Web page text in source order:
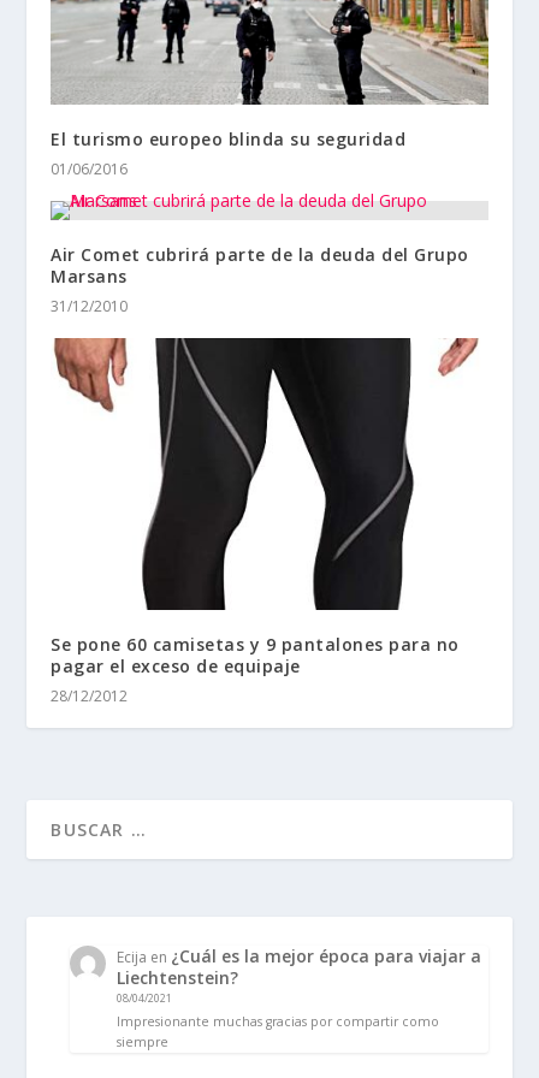
El turismo europeo blinda su seguridad
01/06/2016
Air Comet cubrirá parte de la deuda del Grupo
Marsans
31/12/2010
Se pone 60 camisetas y 9 pantalones para no
pagar el exceso de equipaje
28/12/2012
Ecija en ¿Cuál es la mejor época para viajar a
Liechtenstein?
08/04/2021
Impresionante muchas gracias por compartir como
siempre